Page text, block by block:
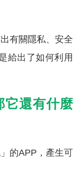
有關隱私、安全
給出了如何利用
它還有什麼
的APP，產生可